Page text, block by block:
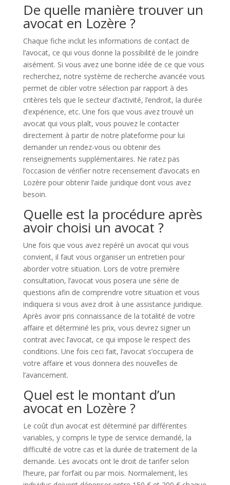
De quelle manière trouver un
avocat en Lozère ?
Chaque fiche inclut les informations de contact de
l’avocat, ce qui vous donne la possibilité de le joindre
aisément. Si vous avez une bonne idée de ce que vous
recherchez, notre système de recherche avancée vous
permet de cibler votre sélection par rapport à des
critères tels que le secteur d’activité, l’endroit, la durée
d’expérience, etc. Une fois que vous avez trouvé un
avocat qui vous plaît, vous pouvez le contacter
directement à partir de notre plateforme pour lui
demander un rendez-vous ou obtenir des
renseignements supplémentaires. Ne ratez pas
l’occasion de vérifier notre recensement d’avocats en
Lozère pour obtenir l’aide juridique dont vous avez
besoin.
Quelle est la procédure après
avoir choisi un avocat ?
Une fois que vous avez repéré un avocat qui vous
convient, il faut vous organiser un entretien pour
aborder votre situation. Lors de votre première
consultation, l’avocat vous posera une série de
questions afin de comprendre votre situation et vous
indiquera si vous avez droit à une assistance juridique.
Après avoir pris connaissance de la totalité de votre
affaire et déterminé les prix, vous devrez signer un
contrat avec l’avocat, ce qui impose le respect des
conditions. Une fois ceci fait, l’avocat s’occupera de
votre affaire et vous donnera des nouvelles de
l’avancement.
Quel est le montant d’un
avocat en Lozère ?
Le coût d’un avocat est déterminé par différentes
variables, y compris le type de service demandé, la
difficulté de votre cas et la durée de traitement de la
demande. Les avocats ont le droit de tarifer selon
l’heure, par forfait ou par mois. Normalement, les